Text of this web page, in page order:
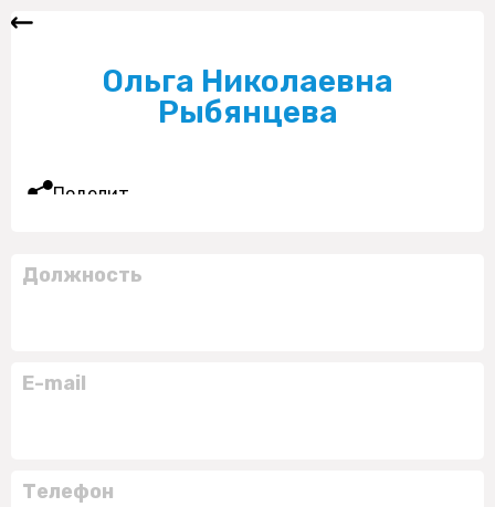
Ольга Николаевна
Рыбянцева
Поделиться
Должность
E-mail
Телефон